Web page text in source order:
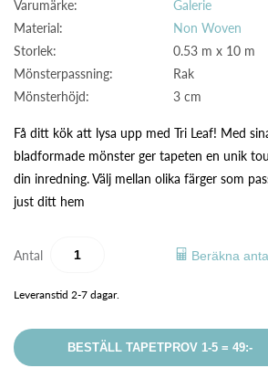
Varumärke:
Galerie
Material:
Non Woven
Storlek:
0.53 m x 10 m
Mönsterpassning:
Rak
Mönsterhöjd:
3 cm
Få ditt kök att lysa upp med Tri Leaf! Med
bladformade mönster ger tapeten en unik
din inredning. Välj mellan olika färger som
just ditt hem
Antal Beräkna
Leveranstid 2-7 dagar.
BESTÄLL TAPETPROV 1-5 = 49:-